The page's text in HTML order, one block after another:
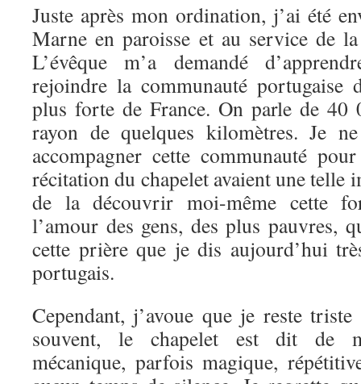
Juste après mon ordination, j’ai été
Marne en paroisse et au service de
L’évêque m’a demandé
rejoindre la communauté portugaise
plus forte de France. On parle de 40
rayon de quelques kilomètres. Je
accompagner cette communauté
récitation du chapelet avaient une telle
de la découvrir moi-même cette
l’amour des gens, des plus pauvres,
cette prière que je dis aujourd’hui
portugais.
Cependant, j’avoue que je reste
souvent, le chapelet est dit de
mécanique, parfois magique,